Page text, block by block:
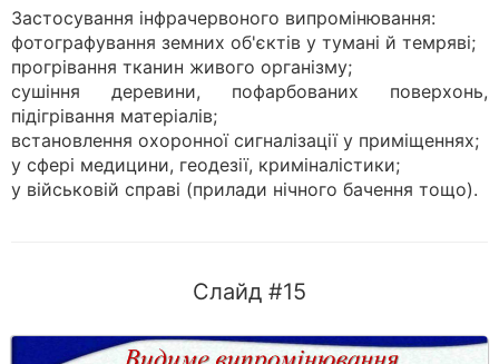
Застосування інфрачервоного випромінювання:
фотографування земних об'єктів у тумані й темряві;
прогрівання тканин живого організму;
сушіння деревини, пофарбованих поверхонь,
підігрівання матеріа­лів;
встановлення охоронної сигналізації у приміщеннях;
у сфері медицини, геодезії, криміналістики;
у військовій справі (прилади нічного бачення тощо).
Слайд #15